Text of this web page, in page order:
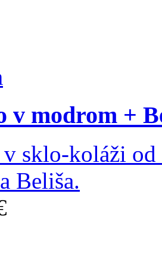
v modrom +
sklo-koláži
Beliša.